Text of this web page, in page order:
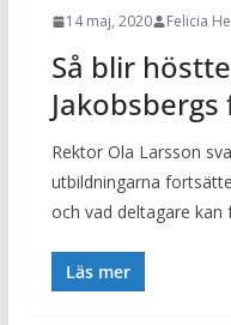
14 maj, 2020 Felicia
Så blir
Rektor Ola Larsson
utbildningarna
och vad deltagare kan
Läs mer